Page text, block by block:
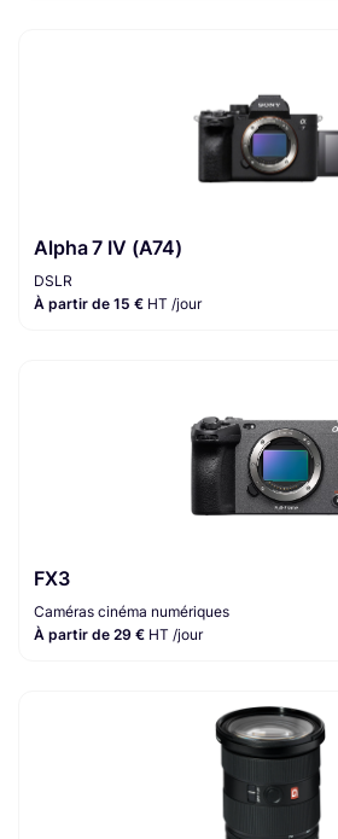
Alpha 7 IV (A74)
DSLR
À partir de 15 € HT /jour
FX3
Caméras cinéma numériques
À partir de 29 € HT /jour